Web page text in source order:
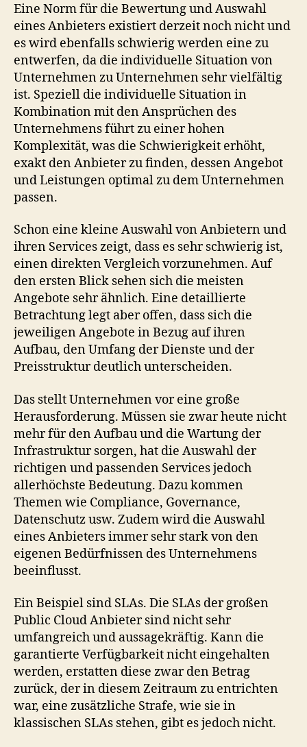
Eine Norm für die Bewertung und Auswahl
eines Anbieters existiert derzeit noch nicht und
es wird ebenfalls schwierig werden eine zu
entwerfen, da die individuelle Situation von
Unternehmen zu Unternehmen sehr vielfältig
ist. Speziell die individuelle Situation in
Kombination mit den Ansprüchen des
Unternehmens führt zu einer hohen
Komplexität, was die Schwierigkeit erhöht,
exakt den Anbieter zu finden, dessen Angebot
und Leistungen optimal zu dem Unternehmen
passen.
Schon eine kleine Auswahl von Anbietern und
ihren Services zeigt, dass es sehr schwierig ist,
einen direkten Vergleich vorzunehmen. Auf
den ersten Blick sehen sich die meisten
Angebote sehr ähnlich. Eine detaillierte
Betrachtung legt aber offen, dass sich die
jeweiligen Angebote in Bezug auf ihren
Aufbau, den Umfang der Dienste und der
Preisstruktur deutlich unterscheiden.
Das stellt Unternehmen vor eine große
Herausforderung. Müssen sie zwar heute nicht
mehr für den Aufbau und die Wartung der
Infrastruktur sorgen, hat die Auswahl der
richtigen und passenden Services jedoch
allerhöchste Bedeutung. Dazu kommen
Themen wie Compliance, Governance,
Datenschutz usw. Zudem wird die Auswahl
eines Anbieters immer sehr stark von den
eigenen Bedürfnissen des Unternehmens
beeinflusst.
Ein Beispiel sind SLAs. Die SLAs der großen
Public Cloud Anbieter sind nicht sehr
umfangreich und aussagekräftig. Kann die
garantierte Verfügbarkeit nicht eingehalten
werden, erstatten diese zwar den Betrag
zurück, der in diesem Zeitraum zu entrichten
war, eine zusätzliche Strafe, wie sie in
klassischen SLAs stehen, gibt es jedoch nicht.